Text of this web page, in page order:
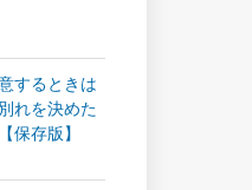
するときは
れを決めた
保存版】